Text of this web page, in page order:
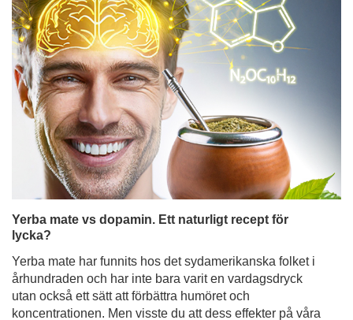
Yerba mate vs dopamin. Ett naturligt recept för
lycka?
Yerba mate har funnits hos det sydamerikanska folket i
århundraden och har inte bara varit en vardagsdryck
utan också ett sätt att förbättra humöret och
koncentrationen. Men visste du att dess effekter på våra